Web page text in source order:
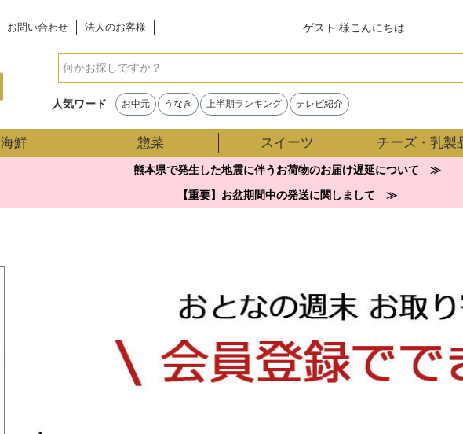
お問い合わせ 法人のお客様 ゲスト 様こんにちは
検索
人気ワード お中元 うなぎ 上半期ランキング テレビ紹介
海鮮 惣菜 スイーツ チーズ・乳製
熊本県で発生した地震に伴うお荷物のお届け遅延について ≫
【重要】お盆期間中の発送に関しまして ≫